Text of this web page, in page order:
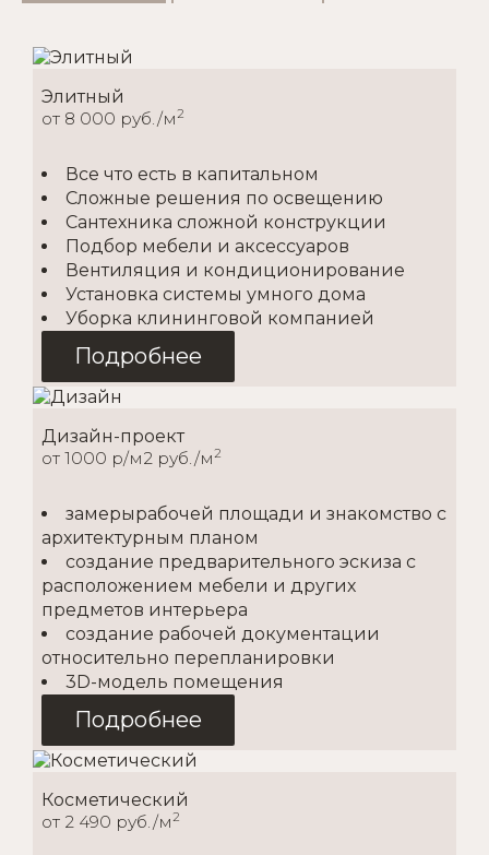
Элитный
от 8 000 руб./м2
Все что есть в капитальном
Сложные решения по освещению
Сантехника сложной конструкции
Подбор мебели и аксессуаров
Вентиляция и кондиционирование
Установка системы умного дома
Уборка клининговой компанией
Подробнее
Дизайн-проект
от 1000 р/м2 руб./м2
замерырабочей площади и знакомство с
архитектурным планом
создание предварительного эскиза с
расположением мебели и других
предметов интерьера
создание рабочей документации
относительно перепланировки
3D-модель помещения
Подробнее
Косметический
от 2 490 руб./м2